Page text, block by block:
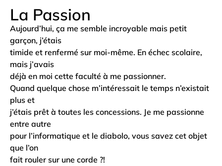
La Passion
Aujourd’hui, ça me semble incroyable mais petit
garçon, j’étais
timide et renfermé sur moi-même. En échec scolaire,
mais j’avais
déjà en moi cette faculté à me passionner.
Quand quelque chose m’intéressait le temps n’existait
plus et
j’étais prêt à toutes les concessions. Je me passionne
entre autre
pour l’informatique et le diabolo, vous savez cet objet
que l’on
fait rouler sur une corde ?!